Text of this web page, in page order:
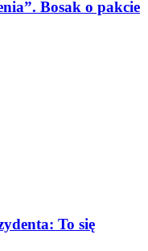
Bosak o pakcie
To się